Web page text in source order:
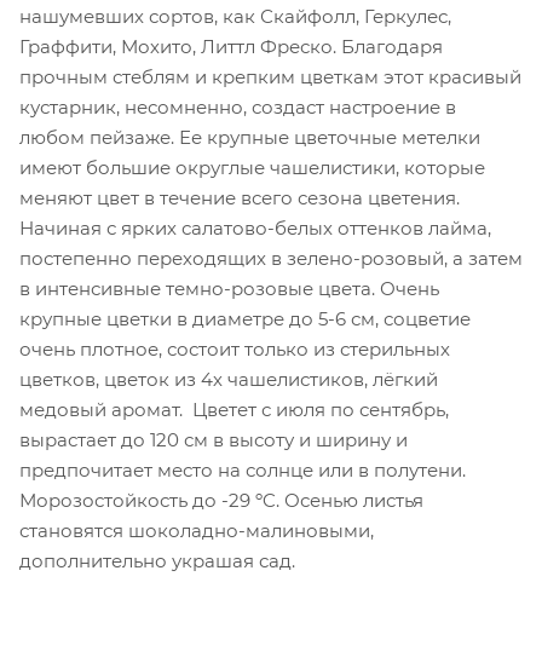
нашумевших сортов, как Скайфолл, Геркулес,
Граффити, Мохито, Литтл Фреско. Благодаря
прочным стеблям и крепким цветкам этот красивый
кустарник, несомненно, создаст настроение в
любом пейзаже. Ее крупные цветочные метелки
имеют большие округлые чашелистики, которые
меняют цвет в течение всего сезона цветения.
Начиная с ярких салатово-белых оттенков лайма,
постепенно переходящих в зелено-розовый, а затем
в интенсивные темно-розовые цвета. Очень
крупные цветки в диаметре до 5-6 см, соцветие
очень плотное, состоит только из стерильных
цветков, цветок из 4х чашелистиков, лёгкий
медовый аромат. Цветет с июля по сентябрь,
вырастает до 120 см в высоту и ширину и
предпочитает место на солнце или в полутени.
Морозостойкость до -29 ºC. Осенью листья
становятся шоколадно-малиновыми,
дополнительно украшая сад.